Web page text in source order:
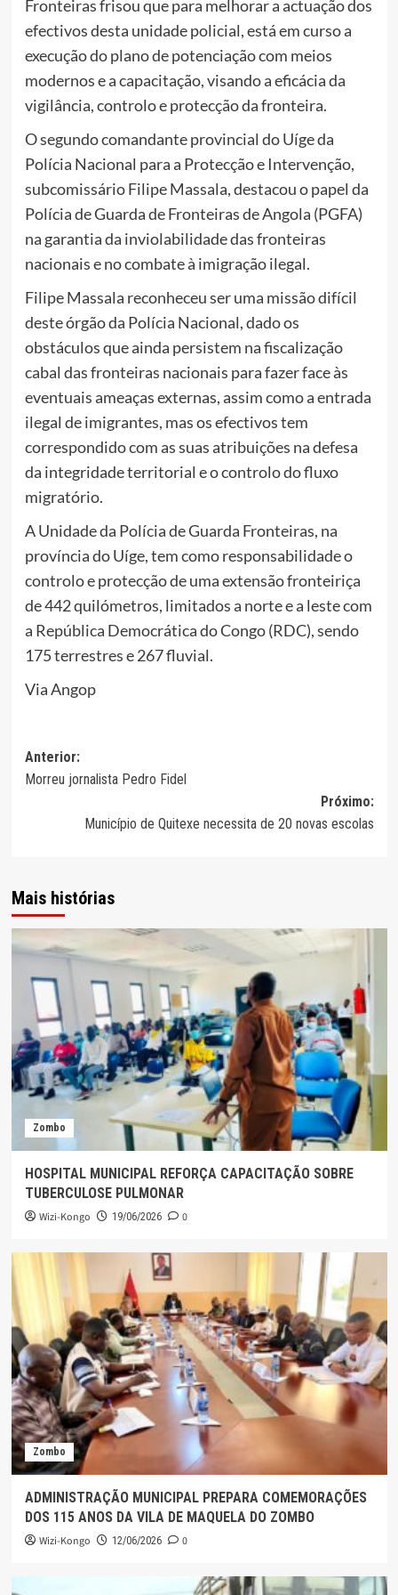
Fronteiras frisou que para melhorar a actuação dos
efectivos desta unidade policial, está em curso a
execução do plano de potenciação com meios
modernos e a capacitação, visando a eficácia da
vigilância, controlo e protecção da fronteira.
O segundo comandante provincial do Uíge da
Polícia Nacional para a Protecção e Intervenção,
subcomissário Filipe Massala, destacou o papel da
Polícia de Guarda de Fronteiras de Angola (PGFA)
na garantia da inviolabilidade das fronteiras
nacionais e no combate à imigração ilegal.
Filipe Massala reconheceu ser uma missão difícil
deste órgão da Polícia Nacional, dado os
obstáculos que ainda persistem na fiscalização
cabal das fronteiras nacionais para fazer face às
eventuais ameaças externas, assim como a entrada
ilegal de imigrantes, mas os efectivos tem
correspondido com as suas atribuições na defesa
da integridade territorial e o controlo do fluxo
migratório.
A Unidade da Polícia de Guarda Fronteiras, na
província do Uíge, tem como responsabilidade o
controlo e protecção de uma extensão fronteiriça
de 442 quilómetros, limitados a norte e a leste com
a República Democrática do Congo (RDC), sendo
175 terrestres e 267 fluvial.
Via Angop
Navegação
de
artigos
Anterior:
Morreu jornalista Pedro Fidel
Próximo:
Município de Quitexe necessita de 20 novas escolas
Mais histórias
Zombo
HOSPITAL MUNICIPAL REFORÇA CAPACITAÇÃO SOBRE
TUBERCULOSE PULMONAR
Wizi-Kongo 19/06/2026 0
Zombo
ADMINISTRAÇÃO MUNICIPAL PREPARA COMEMORAÇÕES
DOS 115 ANOS DA VILA DE MAQUELA DO ZOMBO
Wizi-Kongo 12/06/2026 0